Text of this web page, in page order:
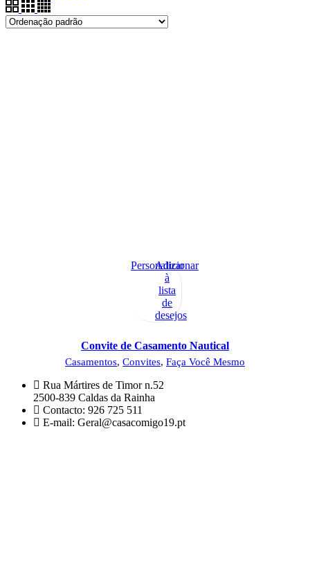
Personalizar
Adicionar
à
lista
de
desejos
Convite de Casamento Nautical
Casamentos, Convites, Faça Você Mesmo
Rua Mártires de Timor n.52
2500-839 Caldas da Rainha
Contacto: 926 725 511
E-mail: Geral@casacomigo19.pt